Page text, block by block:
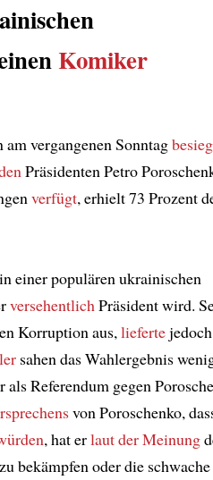
Komiker
vergangenen Sonntag
Präsidenten Petro
verfügt, erhielt 73 Prozent
in einer populären ukrainischen
versehentlichPräsident wird.
Korruption aus,lieferte
sahen das Wahlergebnis
Referendum gegen
von Poroschenko,
, hat erlaut der Meinung
bekämpfen oder die schwache